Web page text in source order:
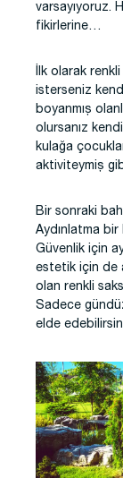
varsayıyoruz.
fikirlerine…
İlk olarak
isterseniz
boyanmış
olursanız
kulağa
aktiviteymiş
Bir sonraki
Aydınlatma
Güvenlik için
estetik için de
olan renkli
Sadece
elde